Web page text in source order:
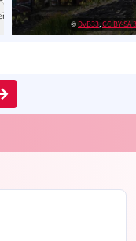
©DvB33,CC BY-SA